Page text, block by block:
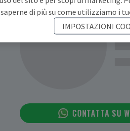
CONTATTA SU
di più su come utilizziamo i
IMPOSTAZIONI